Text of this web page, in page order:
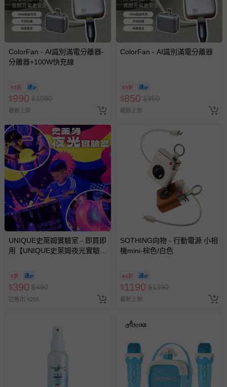
ColorFan - AI識別滿電分離器-
分離器+100W快充線
92折
$990 $1080
最新上架
ColorFan - AI識別滿電分離器
89折
$850 $950
最新上架
UNIQUE史萊姆實驗室 - 即買即
用【UNIQUE史萊姆夜光實驗室
訂單編號兌換，逾期作廢) (大
人小孩均一價(3歲以上需購票))
8折
$390 $490
已售出 4265
SOTHING向物 - 行動電源 小相
機mini-棕色/白色
86折
$1190 $1390
最新上架